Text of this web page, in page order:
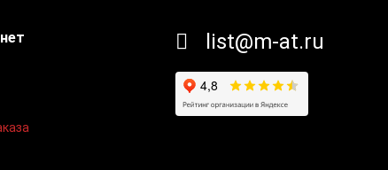
list@m-at.ru